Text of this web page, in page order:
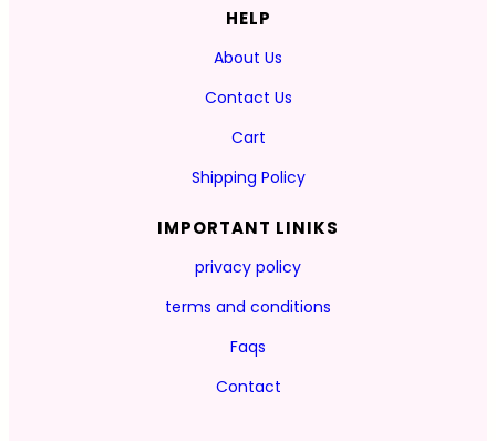
HELP
About Us
Contact Us
Cart
Shipping Policy
IMPORTANT LINIKS
privacy policy
terms and conditions
Faqs
Contact